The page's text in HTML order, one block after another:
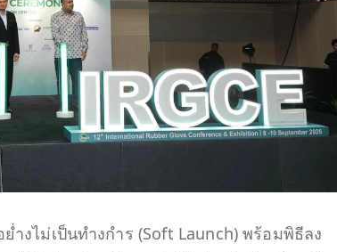
งไม่เป็นทำงกำร (Soft Launch) พร้อมพิธีลง